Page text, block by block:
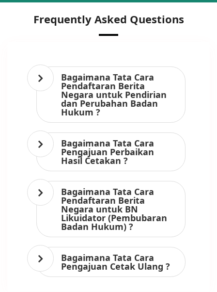
Frequently Asked Questions
Bagaimana Tata Cara
Pendaftaran Berita
Negara untuk Pendirian
dan Perubahan Badan
Hukum ?
Bagaimana Tata Cara
Pengajuan Perbaikan
Hasil Cetakan ?
Bagaimana Tata Cara
Pendaftaran Berita
Negara untuk BN
Likuidator (Pembubaran
Badan Hukum) ?
Bagaimana Tata Cara
Pengajuan Cetak Ulang ?